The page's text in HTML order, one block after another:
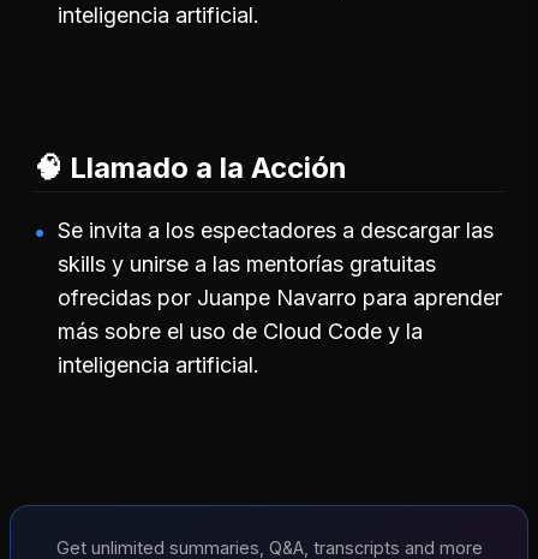
inteligencia artificial.
🧠 Llamado a la Acción
Se invita a los espectadores a descargar las
skills y unirse a las mentorías gratuitas
ofrecidas por Juanpe Navarro para aprender
más sobre el uso de Cloud Code y la
inteligencia artificial.
Get unlimited summaries, Q&A, transcripts and more